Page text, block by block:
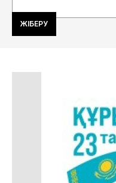
ЖІБЕРУ